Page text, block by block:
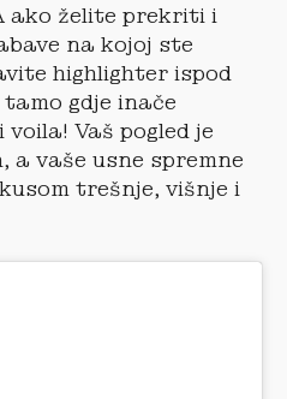
ako želite prekriti i
na kojoj ste
highlighter ispod
gdje inače
Vaš pogled je
vaše usne spremne
trešnje, višnje i